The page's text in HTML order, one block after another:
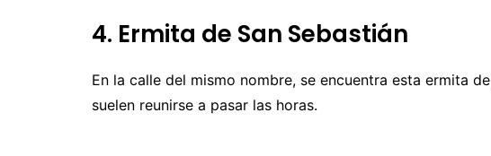
4. Ermita de San Sebastián
En la calle del mismo nombre, se encuentra esta ermita de
suelen reunirse a pasar las horas.